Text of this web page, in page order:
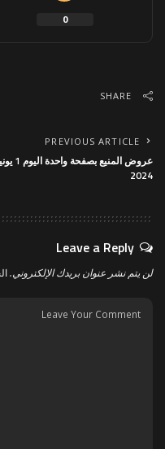
0
SHARE
PREVIOUS ARTICLE
عروض المنيع بصفحة
2024
Leave a Reply
لن يتم نشر عنوان بريدك الإلكتروني.